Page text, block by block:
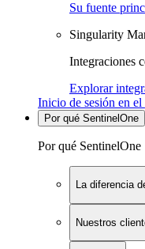
Su fuente
Singularity
Integraciones
Explorar
Inicio de sesión en
Por qué SentinelOne
Por qué SentinelOne
La diferencia
Nuestros